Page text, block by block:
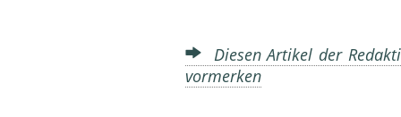
Diesen Artikel der
vormerken